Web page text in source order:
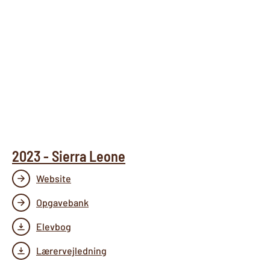
2023 - Sierra Leone
Website
Opgavebank
Elevbog
Lærervejledning